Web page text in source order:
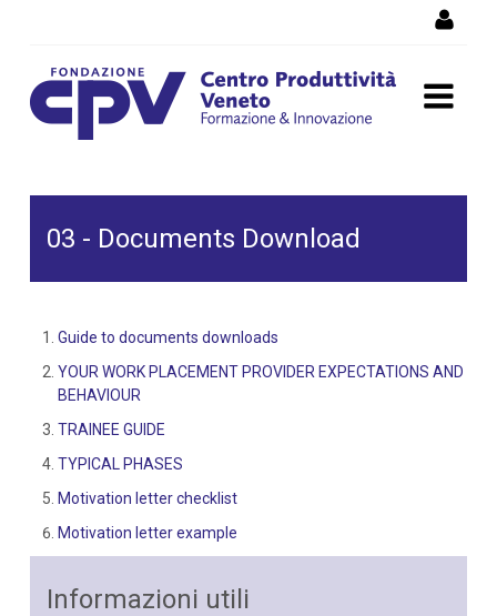
03 - Documents Download
03 - Documents Download
Guide to documents downloads
YOUR WORK PLACEMENT PROVIDER EXPECTATIONS AND
BEHAVIOUR
TRAINEE GUIDE
TYPICAL PHASES
Motivation letter checklist
Motivation letter example
Informazioni utili